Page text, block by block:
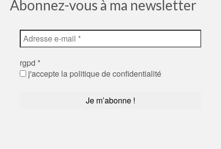
Abonnez-vous à ma newsletter
rgpd *
j'accepte la politique de confidentialité